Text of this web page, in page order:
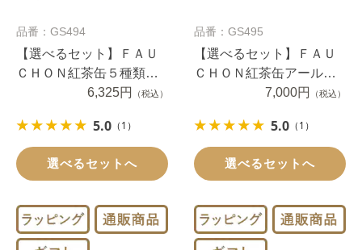
品番：GS494
【選べるセット】ＦＡＵ
ＣＨＯＮ紅茶缶５種類か
ら選べる２缶6,325円 （税込）
5.0 （1）
選べるセットへ
品番：GS495
【選べるセット】ＦＡＵ
ＣＨＯＮ紅茶缶アールグ
レイ・セイロン・フォシ
7,000円 （税込）
5.0 （1）
選べるセットへ